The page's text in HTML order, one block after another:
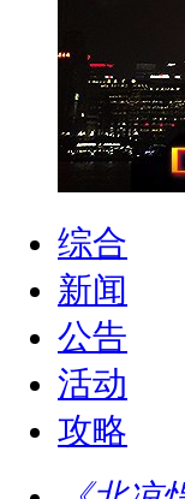
综合
新闻
公告
活动
攻略